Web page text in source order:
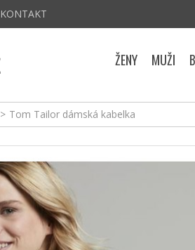
> Tom Tailor dámská kabelka
KONTAKT
ŽENY MUŽI